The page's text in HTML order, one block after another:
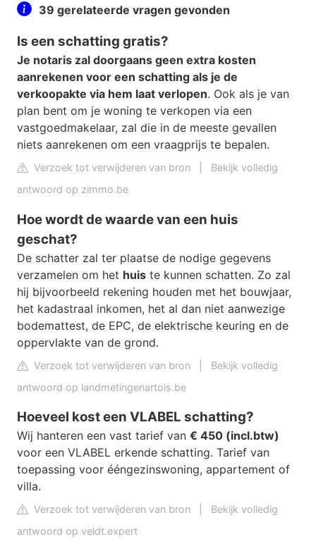
39 gerelateerde vragen gevonden
Is een schatting gratis?
Je notaris zal doorgaans geen extra kosten
aanrekenen voor een schatting als je de
verkoopakte via hem laat verlopen. Ook als je van
plan bent om je woning te verkopen via een
vastgoedmakelaar, zal die in de meeste gevallen
niets aanrekenen om een vraagprijs te bepalen.
Verzoek tot verwijderen van bron
Bekijk volledig
antwoord op zimmo.be
Hoe wordt de waarde van een huis
geschat?
De schatter zal ter plaatse de nodige gegevens
verzamelen om het huis te kunnen schatten. Zo zal
hij bijvoorbeeld rekening houden met het bouwjaar,
het kadastraal inkomen, het al dan niet aanwezige
bodemattest, de EPC, de elektrische keuring en de
oppervlakte van de grond.
Verzoek tot verwijderen van bron
Bekijk volledig
antwoord op landmetingenartois.be
Hoeveel kost een VLABEL schatting?
Wij hanteren een vast tarief van € 450 (incl.btw)
voor een VLABEL erkende schatting. Tarief van
toepassing voor ééngezinswoning, appartement of
villa.
Verzoek tot verwijderen van bron
Bekijk volledig
antwoord op veldt.expert